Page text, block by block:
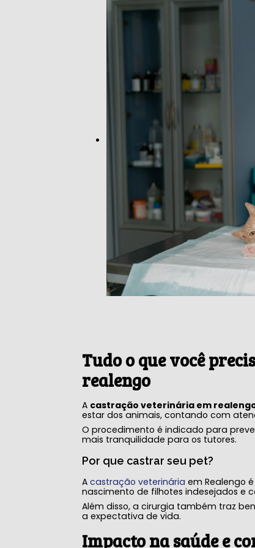
Tudo o que você
realengo
A castração veterinária em
estar dos animais, contando com
O procedimento é indicado para
mais tranquilidade para os tutores.
Por que castrar seu pet?
Acastração veterinária em Realengo
nascimento de filhotes indesejados e
Além disso, a cirurgia também traz
a expectativa de vida.
Impacto na saúde e